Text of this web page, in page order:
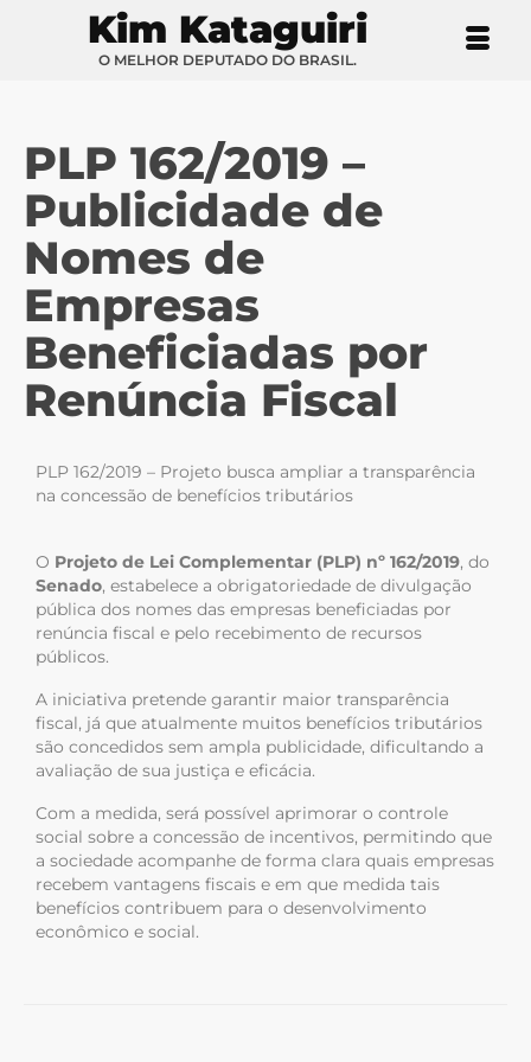
Kim Kataguiri
O MELHOR DEPUTADO DO BRASIL.
PLP 162/2019 –
Publicidade de
Nomes de
Empresas
Beneficiadas por
Renúncia Fiscal
PLP 162/2019 – Projeto busca ampliar a transparência
na concessão de benefícios tributários
O Projeto de Lei Complementar (PLP) nº 162/2019, do
Senado, estabelece a obrigatoriedade de divulgação
pública dos nomes das empresas beneficiadas por
renúncia fiscal e pelo recebimento de recursos
públicos.
A iniciativa pretende garantir maior transparência
fiscal, já que atualmente muitos benefícios tributários
são concedidos sem ampla publicidade, dificultando a
avaliação de sua justiça e eficácia.
Com a medida, será possível aprimorar o controle
social sobre a concessão de incentivos, permitindo que
a sociedade acompanhe de forma clara quais empresas
recebem vantagens fiscais e em que medida tais
benefícios contribuem para o desenvolvimento
econômico e social.